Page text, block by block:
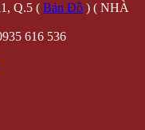
Q.5 ( Bản Đồ ) ( NHÀ
616 536